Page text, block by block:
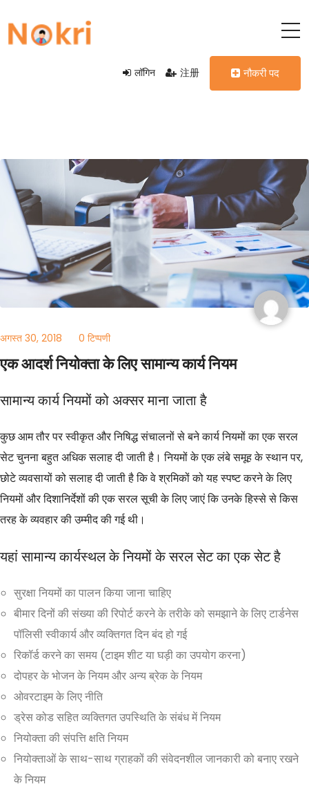
लॉगिन 注册 नौकरी पद
अगस्त 30, 2018 0 टिप्पणी
एक आदर्श नियोक्ता के लिए सामान्य कार्य नियम
सामान्य कार्य नियमों को अक्सर माना जाता है
कुछ आम तौर पर स्वीकृत और निषिद्ध संचालनों से बने कार्य नियमों का एक सरल
सेट चुनना बहुत अधिक सलाह दी जाती है। नियमों के एक लंबे समूह के स्थान पर,
छोटे व्यवसायों को सलाह दी जाती है कि वे श्रमिकों को यह स्पष्ट करने के लिए
नियमों और दिशानिर्देशों की एक सरल सूची के लिए जाएं कि उनके हिस्से से किस
तरह के व्यवहार की उम्मीद की गई थी।
यहां सामान्य कार्यस्थल के नियमों के सरल सेट का एक सेट है
सुरक्षा नियमों का पालन किया जाना चाहिए
बीमार दिनों की संख्या की रिपोर्ट करने के तरीके को समझाने के लिए टार्डनेस
पॉलिसी स्वीकार्य और व्यक्तिगत दिन बंद हो गई
रिकॉर्ड करने का समय (टाइम शीट या घड़ी का उपयोग करना)
दोपहर के भोजन के नियम और अन्य ब्रेक के नियम
ओवरटाइम के लिए नीति
ड्रेस कोड सहित व्यक्तिगत उपस्थिति के संबंध में नियम
नियोक्ता की संपत्ति क्षति नियम
नियोक्ताओं के साथ-साथ ग्राहकों की संवेदनशील जानकारी को बनाए रखने
के नियम